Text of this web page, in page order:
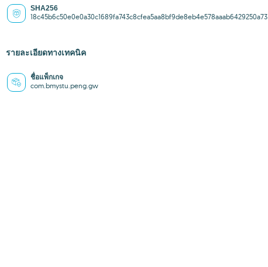
SHA256
18c45b6c50e0e0a30c1689fa743c8cfea5aa8bf9de8eb4e578aaab6429250a73
รายละเอียดทางเทคนิค
ชื่อแพ็กเกจ
com.bmystu.peng.gw